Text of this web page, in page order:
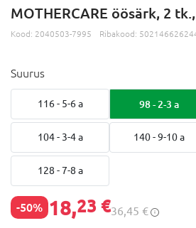
MOTHERCARE öösärk, 2
Kood: 2040503-7995 Ribakood:
Suurus
116 - 5-6 a 98 - 2-3 a
104 - 3-4 a 140 - 9-10 a
128 - 7-8 a
-50% 18,23 €36,45 €